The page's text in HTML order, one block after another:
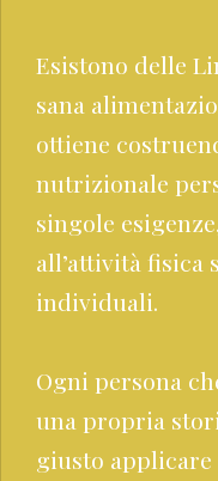
Esistono delle
sana
ottiene
nutrizionale
singole
all’attività fisica
individuali.
Ogni persona
una propria
giusto